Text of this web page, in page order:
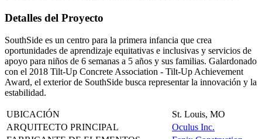
Detalles del Proyecto
SouthSide es un centro para la primera infancia que crea
oportunidades de aprendizaje equitativas e inclusivas y servicios de
apoyo para niños de 6 semanas a 5 años y sus familias. Galardonado
con el 2018 Tilt-Up Concrete Association - Tilt-Up Achievement
Award, el exterior de SouthSide busca representar la innovación y la
estabilidad.
UBICACIÓN
St. Louis, MO
ARQUITECTO PRINCIPAL
Oculus Inc.